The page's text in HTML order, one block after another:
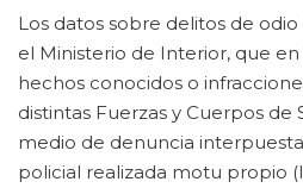
Los datos sobre delitos de
el Ministerio de Interior, que en
hechos conocidos o
distintas Fuerzas y Cuerpos de
medio de denuncia
policial realizada motu propio